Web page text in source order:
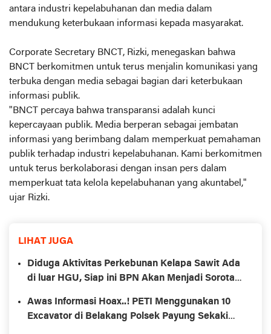
antara industri kepelabuhanan dan media dalam
mendukung keterbukaan informasi kepada masyarakat.
Corporate Secretary BNCT, Rizki, menegaskan bahwa
BNCT berkomitmen untuk terus menjalin komunikasi yang
terbuka dengan media sebagai bagian dari keterbukaan
informasi publik.
"BNCT percaya bahwa transparansi adalah kunci
kepercayaan publik. Media berperan sebagai jembatan
informasi yang berimbang dalam memperkuat pemahaman
publik terhadap industri kepelabuhanan. Kami berkomitmen
untuk terus berkolaborasi dengan insan pers dalam
memperkuat tata kelola kepelabuhanan yang akuntabel,"
ujar Rizki.
LIHAT JUGA
Diduga Aktivitas Perkebunan Kelapa Sawit Ada
di luar HGU, Siap ini BPN Akan Menjadi Sorotan
Awas Informasi Hoax..! PETI Menggunakan 10
Excavator di Belakang Polsek Payung Sekaki